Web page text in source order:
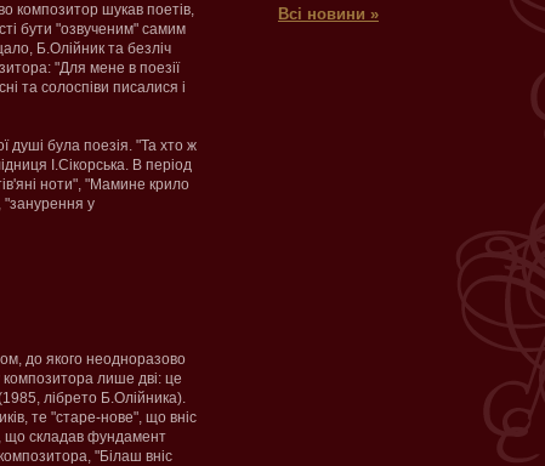
Всі новини »
композитор шукав поетів,
бути "озвученим" самим
Б.Олійник та безліч
"Для мене в поезії
та солоспіви писалися і
душі була поезія. "Та хто ж
І.Сікорська. В період
ноти", "Мамине крило
"занурення у
до якого неодноразово
композитора лише дві: це
лібрето Б.Олійника).
те "старе-нове", що вніс
що складав фундамент
"Білаш вніс